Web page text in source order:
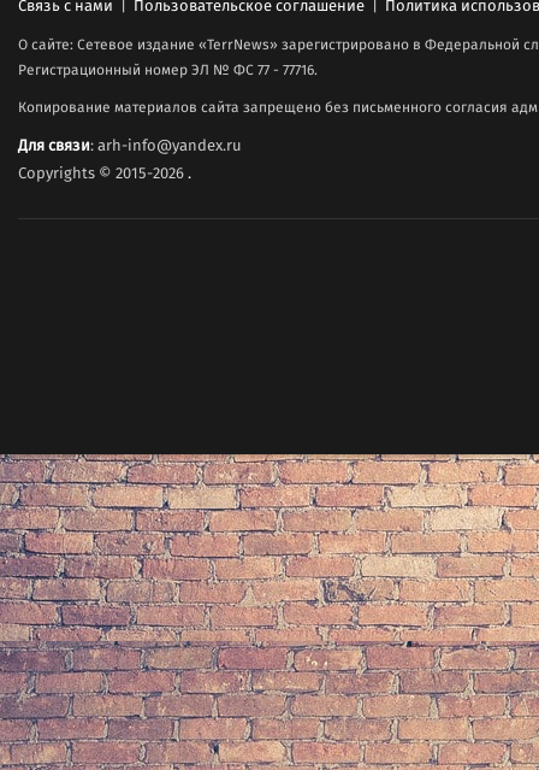
Связь с нами | Пользовательское соглашение | Политика
О сайте: Сетевое издание «TerrNews» зарегистрировано в Федеральной
Регистрационный номер ЭЛ № ФС 77 - 77716.
Копирование материалов сайта запрещено без письменного согласия
Для связи: arh-info@yandex.ru
Copyrights © 2015-2026.